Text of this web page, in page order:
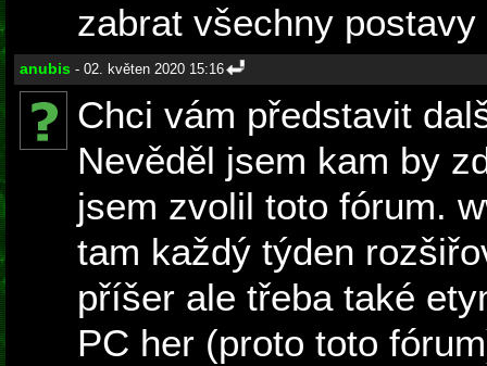
zabrat všechny
anubis - 02. květen 2020 15:16
Chci vám představit
Nevěděl jsem kam by
jsem zvolil toto fórum.
tam každý týden
příšer ale třeba také
PC her (proto toto